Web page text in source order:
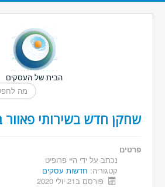
הבית של העסקים
חיפוש...
שחקן חדש בשירותי פאוור
פרטים
נכתב על ידי היי פרופיט
קטגוריה: חדשות עסקים
פורסם ב21 יולי 2020